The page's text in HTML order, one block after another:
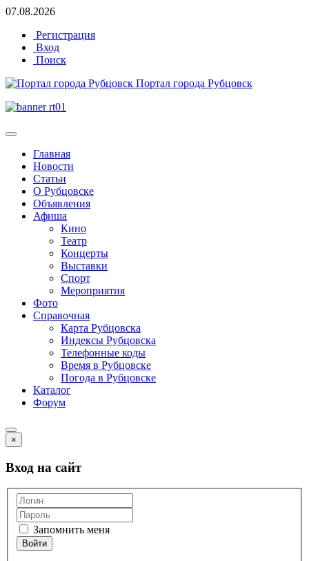
07.08.2026
Регистрация
Вход
Поиск
Портал города Рубцовск
Главная
Новости
Статьи
О Рубцовске
Объявления
Афиша
Кино
Театр
Концерты
Выставки
Спорт
Мероприятия
Фото
Справочная
Карта Рубцовска
Индексы Рубцовска
Телефонные коды
Время в Рубцовске
Погода в Рубцовске
Каталог
Форум
×
Вход на сайт
Запомнить меня